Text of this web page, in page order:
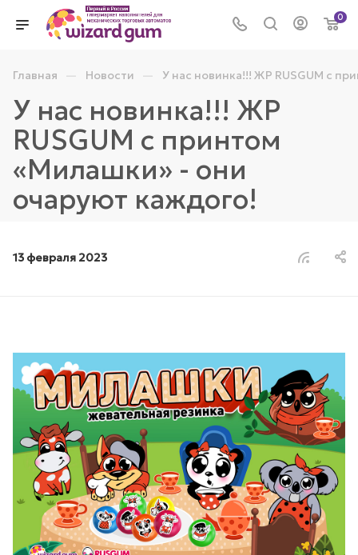
0
Главная — Новости — У нас новинка!!! ЖР RUSGUM с
У нас новинка!!! ЖР
RUSGUM с принтом
«Милашки» - они
очаруют каждого!
13 февраля 2023